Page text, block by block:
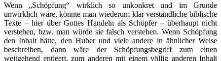
Wenn „Schöpfung“ wirklich so unkonkret und im Grunde
unwirklich wäre, könnte man wiederum klar verständliche biblische
Texte – hier über Gottes Handeln als Schöpfer – überhaupt nicht
verstehen, bzw. man würde sie falsch verstehen. Wenn Schöpfung
den Inhalt hätte, den Huber und viele andere in ähnlicher Weise
beschreiben, dann wäre der Schöpfungsbegriff zum einen
weitgehend entleert, zum anderen mit einem völlig anderen Inhalt